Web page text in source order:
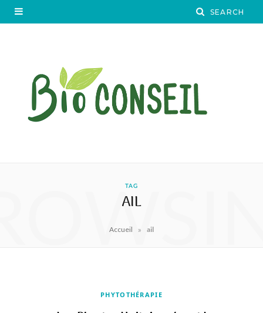
TAG
AIL
Accueil » ail
PHYTOTHÉRAPIE